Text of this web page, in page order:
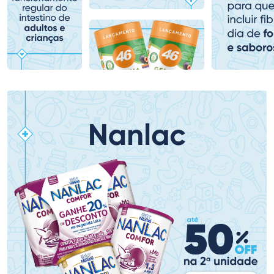
Comprar sem Desconto
Por R$ 153,99/cada
Comprar sem Desconto
Por R$ 153,99/cada
Comprar sem Desconto
Por R$ 136,99/cada
Comprar sem Desconto
Por R$ 136,99/cada